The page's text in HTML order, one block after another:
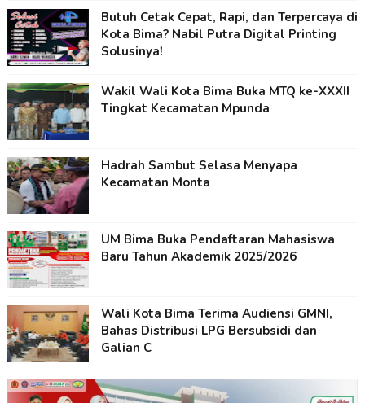
Butuh Cetak Cepat, Rapi, dan Terpercaya di
Kota Bima? Nabil Putra Digital Printing
Solusinya!
Wakil Wali Kota Bima Buka MTQ ke-XXXII
Tingkat Kecamatan Mpunda
Hadrah Sambut Selasa Menyapa
Kecamatan Monta
UM Bima Buka Pendaftaran Mahasiswa
Baru Tahun Akademik 2025/2026
Wali Kota Bima Terima Audiensi GMNI,
Bahas Distribusi LPG Bersubsidi dan
Galian C